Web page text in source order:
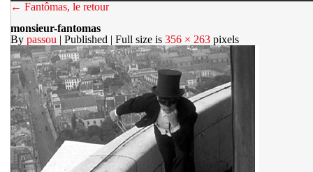
← Fantômas, le retour
monsieur-fantomas
By passou | Published | Full size is 356 × 263 pixels